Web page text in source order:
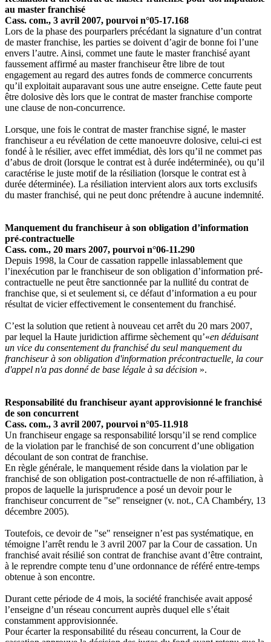
au master franchisé
Cass. com., 3 avril 2007, pourvoi n°05-17.168
Lors de la phase des pourparlers précédant la signature d’un contrat
de master franchise, les parties se doivent d’agir de bonne foi l’une
envers l’autre. Ainsi, commet une faute le master franchisé ayant
faussement affirmé au master franchiseur être libre de tout
engagement au regard des autres fonds de commerce concurrents
qu’il exploitait auparavant sous une autre enseigne. Cette faute peut
être dolosive dès lors que le contrat de master franchise comporte
une clause de non-concurrence.
Lorsque, une fois le contrat de master franchise signé, le master
franchiseur a eu révélation de cette manoeuvre dolosive, celui-ci est
fondé à le résilier, avec effet immédiat, dès lors qu’il ne commet pas
d’abus de droit (lorsque le contrat est à durée indéterminée), ou qu’il
caractérise le juste motif de la résiliation (lorsque le contrat est à
durée déterminée). La résiliation intervient alors aux torts exclusifs
du master franchisé, qui ne peut donc prétendre à aucune indemnité.
Manquement du franchiseur à son obligation d’information
pré-contractuelle
Cass. com., 20 mars 2007, pourvoi n°06-11.290
Depuis 1998, la Cour de cassation rappelle inlassablement que
l’inexécution par le franchiseur de son obligation d’information pré-
contractuelle ne peut être sanctionnée par la nullité du contrat de
franchise que, si et seulement si, ce défaut d’information a eu pour
résultat de vicier effectivement le consentement du franchisé.
C’est la solution que retient à nouveau cet arrêt du 20 mars 2007,
par lequel la Haute juridiction affirme sèchement qu’«en déduisant
un vice du consentement du franchisé du seul manquement du
franchiseur à son obligation d'information précontractuelle, la cour
d'appel n'a pas donné de base légale à sa décision ».
Responsabilité du franchiseur ayant approvisionné le franchisé
de son concurrent
Cass. com., 3 avril 2007, pourvoi n°05-11.918
Un franchiseur engage sa responsabilité lorsqu’il se rend complice
de la violation par le franchisé de son concurrent d’une obligation
découlant de son contrat de franchise.
En règle générale, le manquement réside dans la violation par le
franchisé de son obligation post-contractuelle de non ré-affiliation, à
propos de laquelle la jurisprudence a posé un devoir pour le
franchiseur concurrent de "se" renseigner (v. not., CA Chambéry, 13
décembre 2005).
Toutefois, ce devoir de "se" renseigner n’est pas systématique, en
témoigne l’arrêt rendu le 3 avril 2007 par la Cour de cassation. Un
franchisé avait résilié son contrat de franchise avant d’être contraint,
à le reprendre compte tenu d’une ordonnance de référé entre-temps
obtenue à son encontre.
Durant cette période de 4 mois, la société franchisée avait apposé
l’enseigne d’un réseau concurrent auprès duquel elle s’était
constamment approvisionnée.
Pour écarter la responsabilité du réseau concurrent, la Cour de